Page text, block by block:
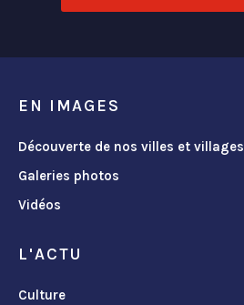
EN IMAGES
Découverte de nos villes et villages
Galeries photos
Vidéos
L'ACTU
Culture